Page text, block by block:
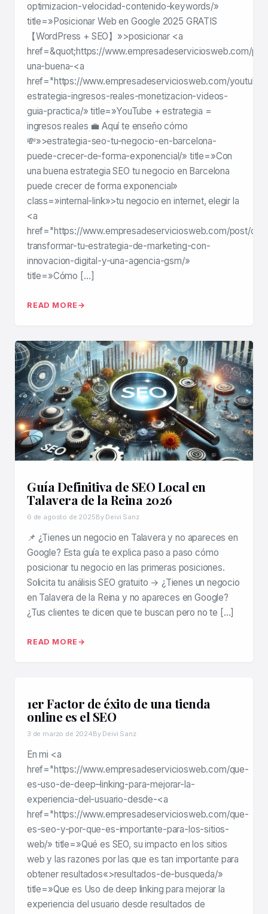
optimizacion-velocidad-contenido-keywords/»
title=»Posicionar Web en Google 2025 GRATIS
【WordPress + SEO】»>posicionar <a
href=&quot;https://www.empresadeserviciosweb.com/
una-buena-<a
href="https://www.empresadeserviciosweb.com/youtube-
estrategia-ingresos-reales-monetizacion-videos-
guia-practica/» title=»YouTube + estrategia =
ingresos reales 💼 Aquí te enseño cómo
💸»>estrategia-seo-tu-negocio-en-barcelona-
puede-crecer-de-forma-exponencial/» title=»Con
una buena estrategia SEO tu negocio en Barcelona
puede crecer de forma exponencial»
class=»internal-link»>tu negocio en internet, elegir la
<a
href="https://www.empresadeserviciosweb.com/post/
transformar-tu-estrategia-de-marketing-con-
innovacion-digital-y-una-agencia-gsm/»
title=»Cómo […]
READ MORE
Guía Definitiva de SEO Local en
Talavera de la Reina 2026
6 de agosto de 2025By Deivi Sanz
📌 ¿Tienes un negocio en Talavera y no apareces en
Google? Esta guía te explica paso a paso cómo
posicionar tu negocio en las primeras posiciones.
Solicita tu análisis SEO gratuito → ¿Tienes un negocio
en Talavera de la Reina y no apareces en Google?
¿Tus clientes te dicen que te buscan pero no te […]
READ MORE
1er Factor de éxito de una tienda
online es el SEO
3 de marzo de 2024By Deivi Sanz
En mi <a
href="https://www.empresadeserviciosweb.com/que-
es-uso-de-deep–linking-para-mejorar-la-
experiencia-del-usuario-desde-<a
href="https://www.empresadeserviciosweb.com/que-
es-seo-y-por-que-es-importante-para-los-sitios-
web/» title=»Qué es SEO, su impacto en los sitios
web y las razones por las que es tan importante para
obtener resultados«>resultados-de-busqueda/»
title=»Que es Uso de deep linking para mejorar la
experiencia del usuario desde resultados de